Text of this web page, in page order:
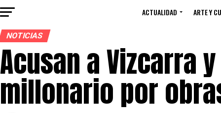
ACTUALIDAD ARTE Y
NOTICIAS
Acusan a Vizcarra
millonario por